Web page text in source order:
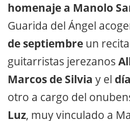
homenaje a Manolo
Guarida del Ángel
de septiembre un
guitarristas jerezanos
Marcos de Silvia y el
otro a cargo del
Luz, muy vinculado a